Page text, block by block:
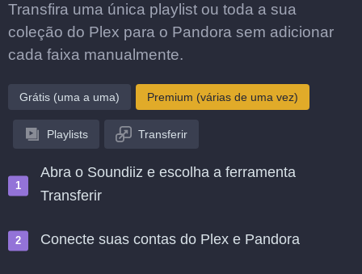
Transfira uma única playlist ou toda a sua
coleção do Plex para o Pandora sem adicionar
cada faixa manualmente.
Grátis (uma a uma) Premium (várias de uma vez)
Playlists Transferir
Abra o Soundiiz e escolha a ferramenta
Transferir
Conecte suas contas do Plex e Pandora